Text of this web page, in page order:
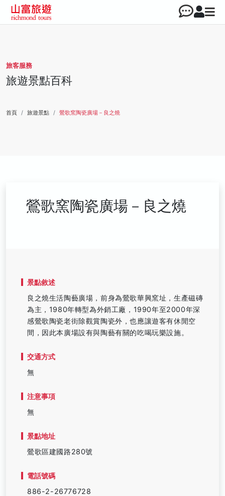
旅客服務
旅遊景點百科
首頁 旅遊景點 鶯歌窯陶瓷廣場－良之燒
鶯歌窯陶瓷廣場－良之燒
景點敘述
良之燒生活陶藝廣場，前身為鶯歌華興窯址，生產磁磚
為主，1980年轉型為外銷工廠，1990年至2000年深
感鶯歌陶瓷老街除觀賞陶瓷外，也應讓遊客有休閒空
間，因此本廣場設有與陶藝有關的吃喝玩樂設施。
交通方式
無
注意事項
無
景點地址
鶯歌區建國路280號
電話號碼
886-2-26776728